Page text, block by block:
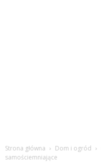
Strona główna Dom i ogród
samościemniające